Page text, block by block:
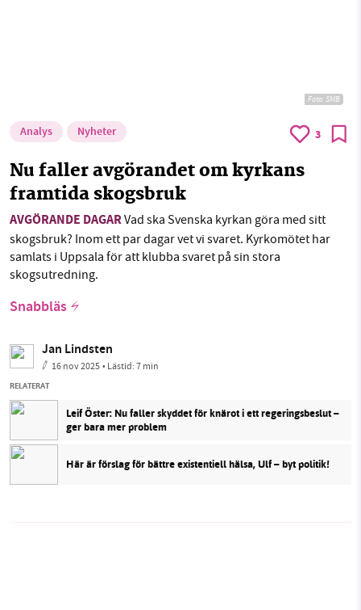
Foto: SMB
Analys Nyheter 3
Nu faller avgörandet om kyrkans
framtida skogsbruk
AVGÖRANDE DAGARVad ska Svenska kyrkan göra med sitt
skogsbruk? Inom ett par dagar vet vi svaret. Kyrkomötet har
samlats i Uppsala för att klubba svaret på sin stora
skogsutredning.
Snabbläs
Jan Lindsten
16 nov 2025• Lästid:7 min
RELATERAT
Leif Öster: Nu faller skyddet för knärot i ett regeringsbeslut –
ger bara mer problem
Här är förslag för bättre existentiell hälsa, Ulf – byt politik!